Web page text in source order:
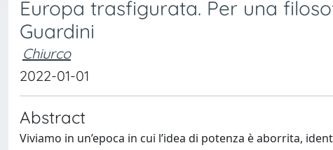
Europa trasfigurata. Per una
Guardini
Chiurco
2022-01-01
Abstract
Viviamo in un’epoca in cui l’idea di potenza è aborrita,